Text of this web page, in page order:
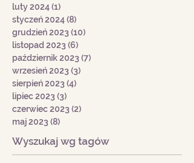
luty 2024(1)
styczeń 2024(8)
grudzień 2023 (10)
listopad 2023 (6)
październik 2023 (7)
wrzesień 2023 (3)
sierpień 2023 (4)
lipiec 2023 (3)
czerwiec 2023 (2)
maj 2023 (8)
Wyszukaj wg tagów